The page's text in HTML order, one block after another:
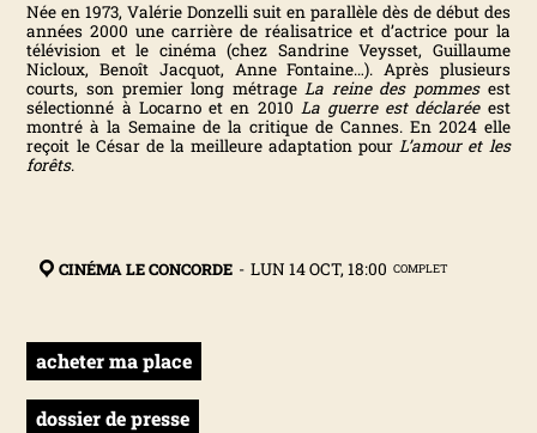
N
T
E
T
Née en 1973, Valérie Donzelli suit en parallèle dès de début des
années 2000 une carrière de réalisatrice et d’actrice pour la
télévision et le cinéma (chez Sandrine Veysset, Guillaume
Nicloux, Benoît Jacquot, Anne Fontaine…). Après plusieurs
courts, son premier long métrageLa reine des pommesest
sélectionné à Locarno et en 2010 La guerre est déclaréeest
montré à la Semaine de la critique de Cannes. En 2024 elle
reçoit le César de la meilleure adaptation pourL’amour et les
forêts.
CINÉMA LE CONCORDE - LUN 14 OCT, 18:00 COMPLET
acheter ma place
dossier de presse